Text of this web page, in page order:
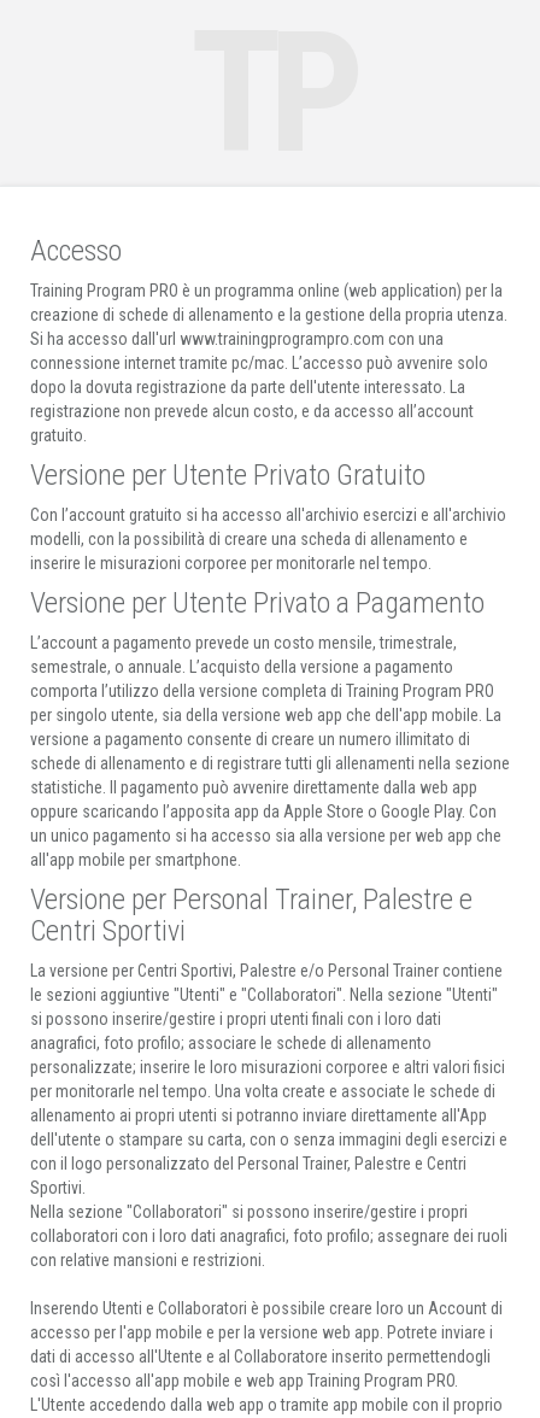
Accesso
Training Program PRO è un programma online (web application) per la
creazione di schede di allenamento e la gestione della propria utenza.
Si ha accesso dall'url www.trainingprogrampro.com con una
connessione internet tramite pc/mac. L’accesso può avvenire solo
dopo la dovuta registrazione da parte dell'utente interessato. La
registrazione non prevede alcun costo, e da accesso all’account
gratuito.
Versione per Utente Privato Gratuito
Con l’account gratuito si ha accesso all'archivio esercizi e all'archivio
modelli, con la possibilità di creare una scheda di allenamento e
inserire le misurazioni corporee per monitorarle nel tempo.
Versione per Utente Privato a Pagamento
L’account a pagamento prevede un costo mensile, trimestrale,
semestrale, o annuale. L’acquisto della versione a pagamento
comporta l’utilizzo della versione completa di Training Program PRO
per singolo utente, sia della versione web app che dell'app mobile. La
versione a pagamento consente di creare un numero illimitato di
schede di allenamento e di registrare tutti gli allenamenti nella sezione
statistiche. Il pagamento può avvenire direttamente dalla web app
oppure scaricando l’apposita app da Apple Store o Google Play. Con
un unico pagamento si ha accesso sia alla versione per web app che
all'app mobile per smartphone.
Versione per Personal Trainer, Palestre e
Centri Sportivi
La versione per Centri Sportivi, Palestre e/o Personal Trainer contiene
le sezioni aggiuntive "Utenti" e "Collaboratori". Nella sezione "Utenti"
si possono inserire/gestire i propri utenti finali con i loro dati
anagrafici, foto profilo; associare le schede di allenamento
personalizzate; inserire le loro misurazioni corporee e altri valori fisici
per monitorarle nel tempo. Una volta create e associate le schede di
allenamento ai propri utenti si potranno inviare direttamente all'App
dell'utente o stampare su carta, con o senza immagini degli esercizi e
con il logo personalizzato del Personal Trainer, Palestre e Centri
Sportivi.
Nella sezione "Collaboratori" si possono inserire/gestire i propri
collaboratori con i loro dati anagrafici, foto profilo; assegnare dei ruoli
con relative mansioni e restrizioni.
Inserendo Utenti e Collaboratori è possibile creare loro un Account di
accesso per l'app mobile e per la versione web app. Potrete inviare i
dati di accesso all'Utente e al Collaboratore inserito permettendogli
così l'accesso all'app mobile e web app Training Program PRO.
L'Utente accedendo dalla web app o tramite app mobile con il proprio